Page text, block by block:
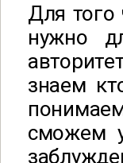
Для того
нужно
знаем
сможем